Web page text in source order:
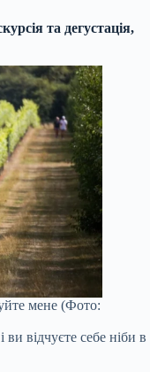
та дегустація,
мене (Фото:
ви відчуєте себе ніби в